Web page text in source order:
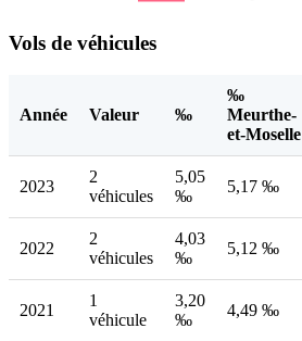
Vols de véhicules
Année Valeur ‰
‰
Meurthe-
et-Moselle
2023
2
véhicules
5,05
‰
5,17 ‰
2022
2
véhicules
4,03
‰
5,12 ‰
2021
1
véhicule
3,20
‰
4,49 ‰